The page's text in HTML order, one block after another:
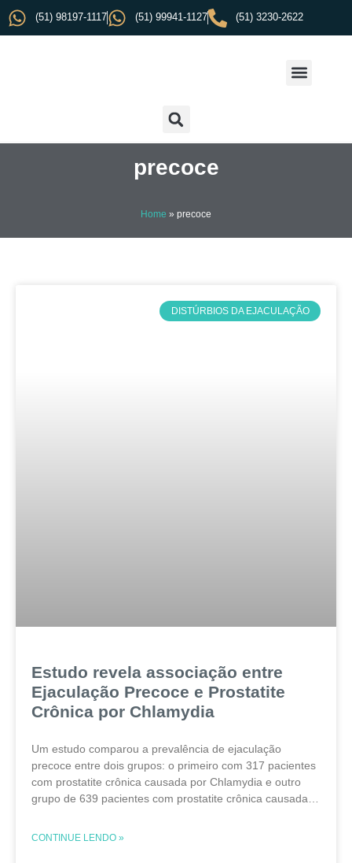
(51) 98197-1117 (51) 99941-1127 (51) 3230-2622
precoce
Home » precoce
DISTÚRBIOS DA EJACULAÇÃO
Estudo revela associação entre
Ejaculação Precoce e Prostatite
Crônica por Chlamydia
Um estudo comparou a prevalência de ejaculação
precoce entre dois grupos: o primeiro com 317 pacientes
com prostatite crônica causada por Chlamydia e outro
grupo de 639 pacientes com prostatite crônica causada
específicos para
CONTINUE LENDO »